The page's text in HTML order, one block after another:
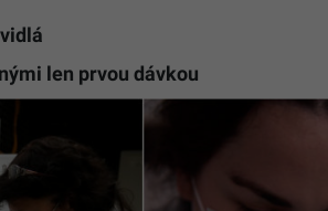
len prvou dávkou